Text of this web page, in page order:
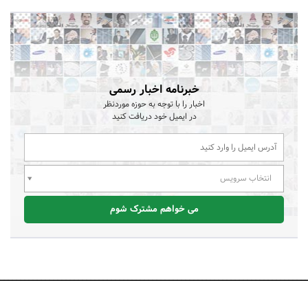
خبرنامه اخبار رسمی
اخبار را با توجه به حوزه موردنظر
در ایمیل خود دریافت کنید
انتخاب سرویس
می خواهم مشترک شوم